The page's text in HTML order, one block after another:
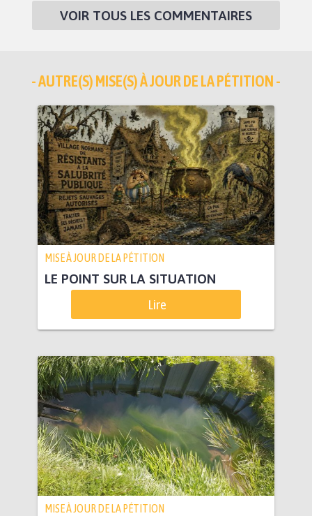
VOIR TOUS LES COMMENTAIRES
- AUTRE(S) MISE(S) À JOUR DE LA PÉTITION -
MISE À JOUR DE LA PÉTITION
LE POINT SUR LA SITUATION
Lire
MISE À JOUR DE LA PÉTITION